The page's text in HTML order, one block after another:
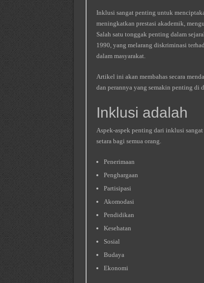
Inklusi sangat penting untuk
meningkatkan prestasi akademik,
Salah satu tonggak penting dalam
1990, yang melarang diskriminasi
dalam masyarakat.
Artikel ini akan membahas secara
dan perannya yang semakin penting di
Inklusi adalah
Aspek-aspek penting dari inklusi
setara bagi semua orang.
Penerimaan
Penghargaan
Partisipasi
Akomodasi
Pendidikan
Kesehatan
Sosial
Budaya
Ekonomi